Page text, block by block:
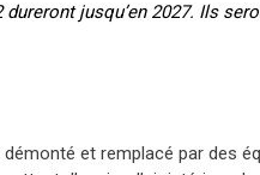
jusqu’en 2027. Ils
démonté et remplacé par des